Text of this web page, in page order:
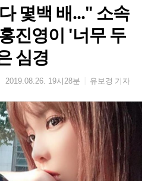
몇백 배..." 소속
진영이 '너무 두
심경
2019.08.26. 19시28분 유보경 기자